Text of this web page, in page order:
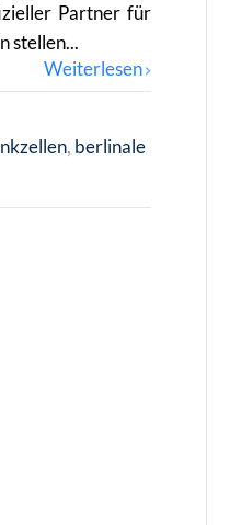
Partner für
stellen...
Weiterlesen
berlinale